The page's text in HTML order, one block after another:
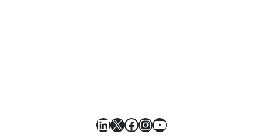
LinkedIn
X Facebook
Instagram
YouTube